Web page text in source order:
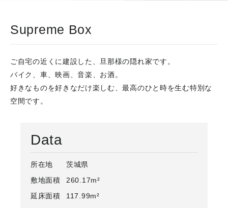
Supreme Box
ご自宅の近くに建設した、旦那様の隠れ家です。
バイク、車、映画、音楽、お酒。
好きなものを好きなだけ楽しむ、最高のひと時を生む特別な
空間です。
Data
所在地
茨城県
敷地面積
260.17m²
延床面積
117.99m²